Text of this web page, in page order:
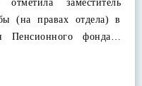
заместитель
(на правах отдела) в
Пенсионного фонда…